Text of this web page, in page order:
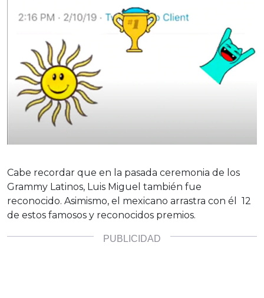
Cabe recordar que en la pasada ceremonia de los
Grammy Latinos, Luis Miguel también fue
reconocido. Asimismo, el mexicano arrastra con él 12
de estos famosos y reconocidos premios.